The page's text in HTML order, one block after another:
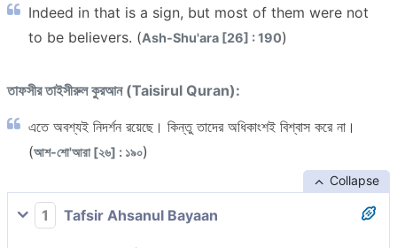
Indeed in that is a sign, but most of them were not
to be believers. (Ash-Shu'ara [26] : 190)
তাফসীর তাইসীরুল কুরআন (Taisirul Quran):
এতে অবশ্যই নিদর্শন রয়েছে। কিন্তু তাদের অধিকাংশই বিশ্বাস করে না।
(আশ-শো'আরা [২৬] : ১৯০)
Collapse
1 Tafsir Ahsanul Bayaan